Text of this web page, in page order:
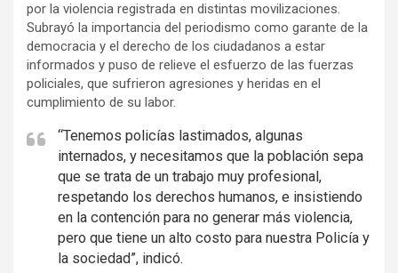
por la violencia registrada en distintas movilizaciones.
Subrayó la importancia del periodismo como garante de la
democracia y el derecho de los ciudadanos a estar
informados y puso de relieve el esfuerzo de las fuerzas
policiales, que sufrieron agresiones y heridas en el
cumplimiento de su labor.
“Tenemos policías lastimados, algunas
internados, y necesitamos que la población sepa
que se trata de un trabajo muy profesional,
respetando los derechos humanos, e insistiendo
en la contención para no generar más violencia,
pero que tiene un alto costo para nuestra Policía y
la sociedad”, indicó.